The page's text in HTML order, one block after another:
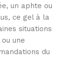
un aphte ou
ce gel à la
situations
une
du